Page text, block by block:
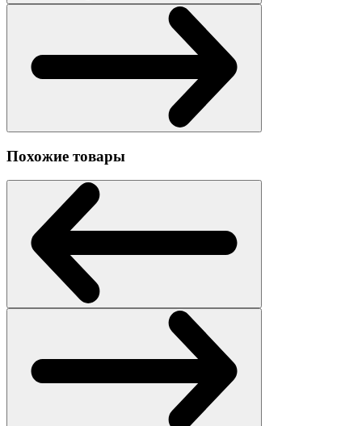
Похожие товары